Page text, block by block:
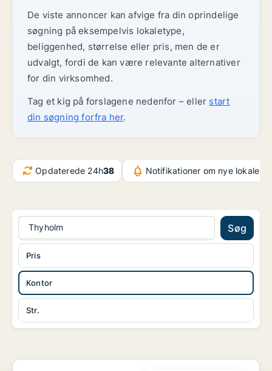
De viste annoncer kan afvige fra din oprindelige
søgning på eksempelvis lokaletype,
beliggenhed, størrelse eller pris, men de er
udvalgt, fordi de kan være relevante alternativer
for din virksomhed.
Tag et kig på forslagene nedenfor – eller start
din søgning forfra her.
Opdaterede 24h38 Notifikationer om nye lokaler
Thyholm Søg
Kontor
Str.
Pris
Boligudlejningsejendom i Vejle